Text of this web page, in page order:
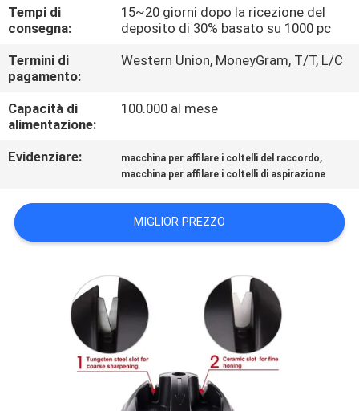
CONTATTACI
NOTIZIE
UN
PREVENTIVO
MAPPA
Tempi di
consegna:
15~20 giorni dopo la ricezione del
deposito di 30% basato su 1000 pc
Termini di
pagamento:
Western Union, MoneyGram, T/T, L/C
Capacità di
alimentazione:
100.000 al mese
Evidenziare: macchina per affilare i coltelli del raccordo,
macchina per affilare i coltelli di aspirazione
MIGLIOR PREZZO